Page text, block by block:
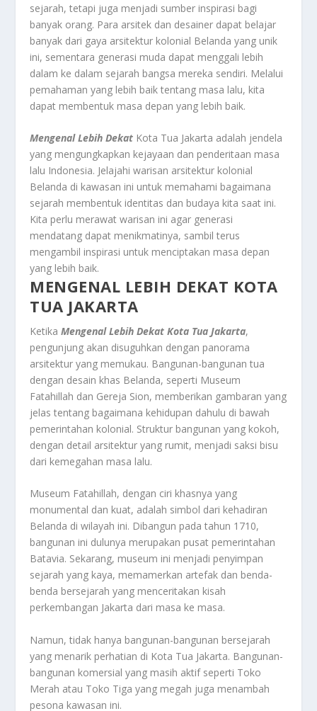
sejarah, tetapi juga menjadi sumber inspirasi bagi
banyak orang. Para arsitek dan desainer dapat belajar
banyak dari gaya arsitektur kolonial Belanda yang unik
ini, sementara generasi muda dapat menggali lebih
dalam ke dalam sejarah bangsa mereka sendiri. Melalui
pemahaman yang lebih baik tentang masa lalu, kita
dapat membentuk masa depan yang lebih baik.
Mengenal Lebih Dekat Kota Tua Jakarta adalah jendela
yang mengungkapkan kejayaan dan penderitaan masa
lalu Indonesia. Jelajahi warisan arsitektur kolonial
Belanda di kawasan ini untuk memahami bagaimana
sejarah membentuk identitas dan budaya kita saat ini.
Kita perlu merawat warisan ini agar generasi
mendatang dapat menikmatinya, sambil terus
mengambil inspirasi untuk menciptakan masa depan
yang lebih baik.
MENGENAL LEBIH DEKAT KOTA
TUA JAKARTA
KetikaMengenal Lebih Dekat Kota Tua Jakarta,
pengunjung akan disuguhkan dengan panorama
arsitektur yang memukau. Bangunan-bangunan tua
dengan desain khas Belanda, seperti Museum
Fatahillah dan Gereja Sion, memberikan gambaran yang
jelas tentang bagaimana kehidupan dahulu di bawah
pemerintahan kolonial. Struktur bangunan yang kokoh,
dengan detail arsitektur yang rumit, menjadi saksi bisu
dari kemegahan masa lalu.
Museum Fatahillah, dengan ciri khasnya yang
monumental dan kuat, adalah simbol dari kehadiran
Belanda di wilayah ini. Dibangun pada tahun 1710,
bangunan ini dulunya merupakan pusat pemerintahan
Batavia. Sekarang, museum ini menjadi penyimpan
sejarah yang kaya, memamerkan artefak dan benda-
benda bersejarah yang menceritakan kisah
perkembangan Jakarta dari masa ke masa.
Namun, tidak hanya bangunan-bangunan bersejarah
yang menarik perhatian di Kota Tua Jakarta. Bangunan-
bangunan komersial yang masih aktif seperti Toko
Merah atau Toko Tiga yang megah juga menambah
pesona kawasan ini.